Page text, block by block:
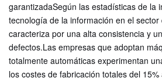
garantizadaSegún las estadísticas de la
tecnología de la información en el
caracteriza por una alta consistencia y
defectos.Las empresas que adoptan
totalmente automáticas experimentan
los costes de fabricación totales del